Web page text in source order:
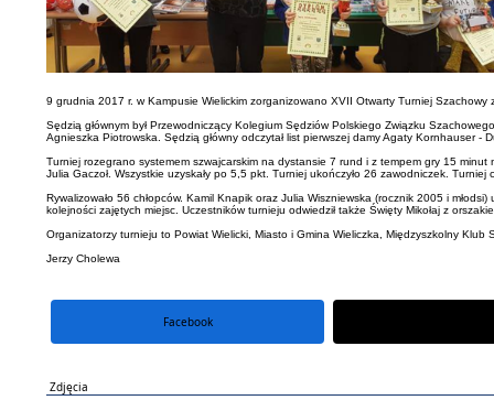
9 grudnia 2017 r. w Kampusie Wielickim zorganizowano XVII Otwarty Turniej Szachowy
Sędzią głównym był Przewodniczący Kolegium Sędziów Polskiego Związku
Agnieszka Piotrowska. Sędzią główny odczytał list pierwszej damy Agaty Kornhauser -
Turniej rozegrano systemem szwajcarskim na dystansie 7 rund i z tempem gry 15
Julia Gaczoł. Wszystkie uzyskały po 5,5 pkt. Turniej ukończyło 26 zawodniczek.
Rywalizowało 56 chłopców. Kamil Knapik oraz Julia Wiszniewska (rocznik 2005 i
kolejności zajętych miejsc. Uczestników turnieju odwiedził także Święty Mikołaj z
Organizatorzy turnieju to Powiat Wielicki, Miasto i Gmina Wieliczka, Międzyszkolny
Jerzy Cholewa
Facebook
Zdjęcia